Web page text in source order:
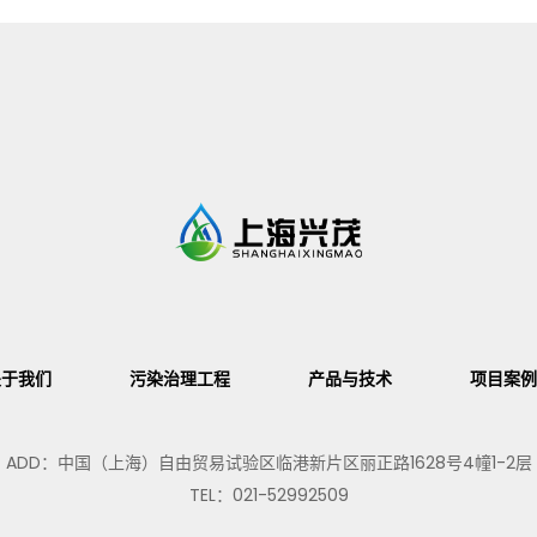
我们 污染治理工程 产品与技术 项目案例
ADD：中国（上海）自由贸易试验区临港新片区丽正路1628号4幢1-2层
TEL：021-52992509